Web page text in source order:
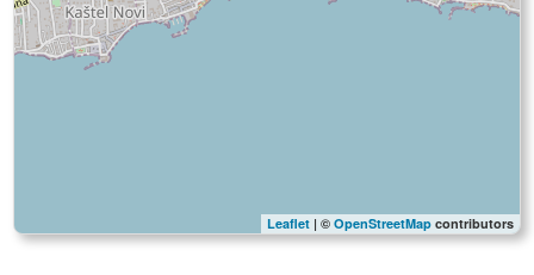
Leaflet | ©OpenStreetMap contributors